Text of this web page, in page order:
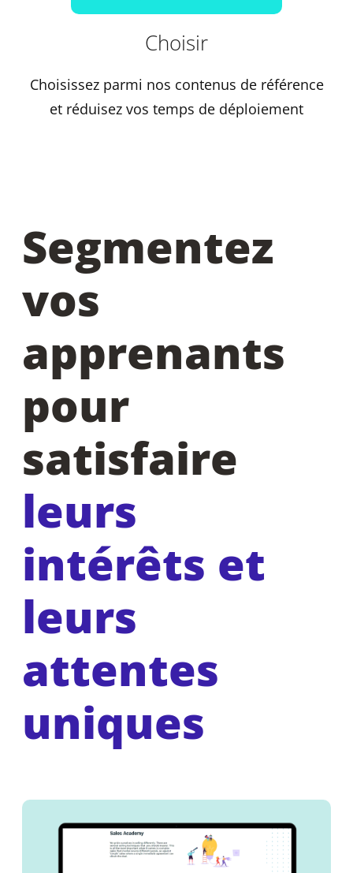
Choisir
Choisissez parmi nos contenus de référence
et réduisez vos temps de déploiement
Segmentez
vos
apprenants
pour
satisfaire
leurs
intérêts et
leurs
attentes
uniques